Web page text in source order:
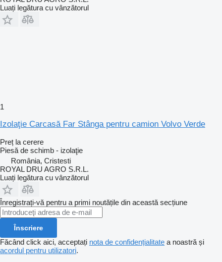
Luați legătura cu vânzătorul
1
Izolaţie Carcasă Far Stânga pentru camion Volvo Verde
Preț la cerere
Piesă de schimb - izolaţie
România, Cristesti
ROYAL DRU AGRO S.R.L.
Luați legătura cu vânzătorul
Înregistrați-vă pentru a primi noutățile din această secțiune
Înscriere
Făcând click aici, acceptați nota de confidențialitate a noastră și
acordul pentru utilizatori.